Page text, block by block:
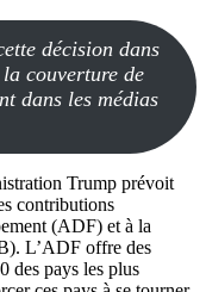
décision dans
couverture de
dans les médias
Trump prévoit
contributions
(ADF) et à la
L’ADF offre des
des pays les plus